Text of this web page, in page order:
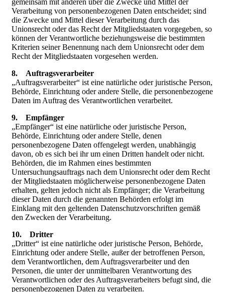
gemeinsam mit anderen über die Zwecke und Mittel der
Verarbeitung von personenbezogenen Daten entscheidet; sind
die Zwecke und Mittel dieser Verarbeitung durch das
Unionsrecht oder das Recht der Mitgliedstaaten vorgegeben, so
können der Verantwortliche beziehungsweise die bestimmten
Kriterien seiner Benennung nach dem Unionsrecht oder dem
Recht der Mitgliedstaaten vorgesehen werden.
8. Auftragsverarbeiter
„Auftragsverarbeiter“ ist eine natürliche oder juristische Person,
Behörde, Einrichtung oder andere Stelle, die personenbezogene
Daten im Auftrag des Verantwortlichen verarbeitet.
9. Empfänger
„Empfänger“ ist eine natürliche oder juristische Person,
Behörde, Einrichtung oder andere Stelle, denen
personenbezogene Daten offengelegt werden, unabhängig
davon, ob es sich bei ihr um einen Dritten handelt oder nicht.
Behörden, die im Rahmen eines bestimmten
Untersuchungsauftrags nach dem Unionsrecht oder dem Recht
der Mitgliedstaaten möglicherweise personenbezogene Daten
erhalten, gelten jedoch nicht als Empfänger; die Verarbeitung
dieser Daten durch die genannten Behörden erfolgt im
Einklang mit den geltenden Datenschutzvorschriften gemäß
den Zwecken der Verarbeitung.
10. Dritter
„Dritter“ ist eine natürliche oder juristische Person, Behörde,
Einrichtung oder andere Stelle, außer der betroffenen Person,
dem Verantwortlichen, dem Auftragsverarbeiter und den
Personen, die unter der unmittelbaren Verantwortung des
Verantwortlichen oder des Auftragsverarbeiters befugt sind, die
personenbezogenen Daten zu verarbeiten.